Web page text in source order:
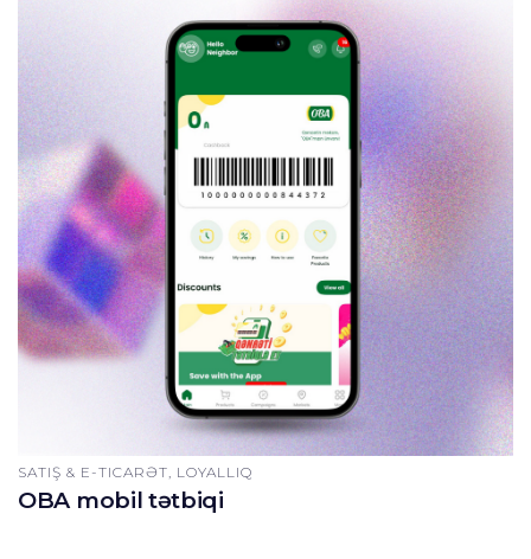
SATIŞ & E-TICARƏT, LOYALLIQ
OBA mobil tətbiqi